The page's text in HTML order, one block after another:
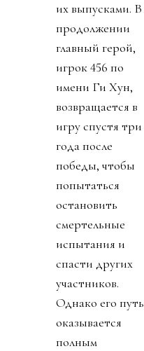
их выпусками. В
продолжении
главный герой,
игрок 456 по
имени Ги Хун,
возвращается в
игру спустя три
года после
победы, чтобы
попытаться
остановить
смертельные
испытания и
спасти других
участников.
Однако его путь
оказывается
полным